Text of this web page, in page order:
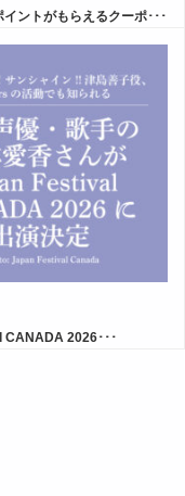
ントがもらえるクーポ･･･
CANADA 2026･･･